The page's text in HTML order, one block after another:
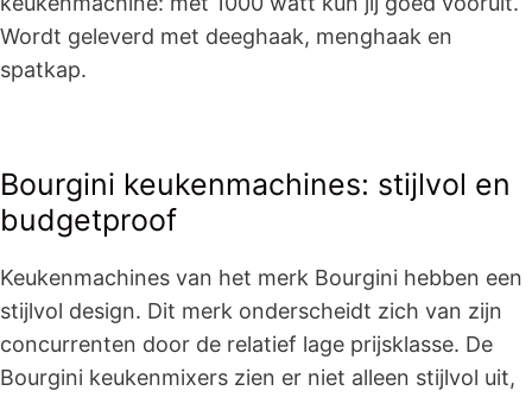
Wordt geleverd met deeghaak, menghaak en
spatkap.
Bourgini keukenmachines: stijlvol en
budgetproof
Keukenmachines van het merk Bourgini hebben een
stijlvol design. Dit merk onderscheidt zich van zijn
concurrenten door de relatief lage prijsklasse. De
Bourgini keukenmixers zien er niet alleen stijlvol uit,